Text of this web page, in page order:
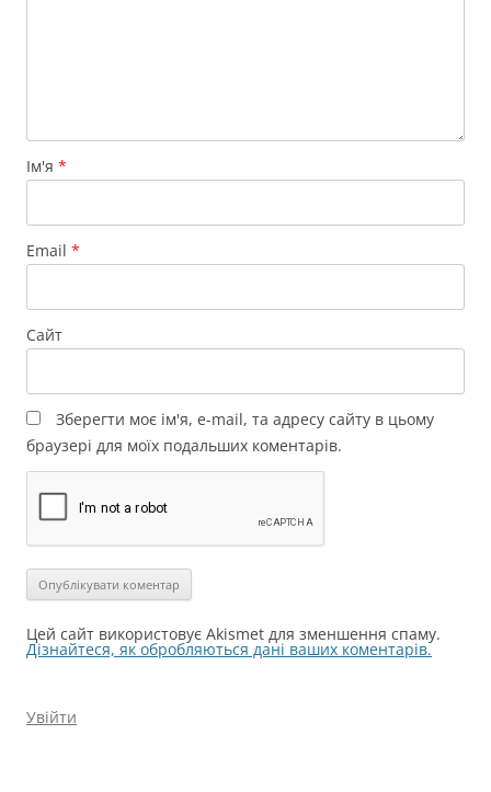
Ім'я *
Email *
Сайт
Зберегти моє ім'я, e-mail, та адресу сайту в цьому
браузері для моїх подальших коментарів.
Цей сайт використовує Akismet для зменшення спаму.
Дізнайтеся, як обробляються дані ваших коментарів.
Увійти